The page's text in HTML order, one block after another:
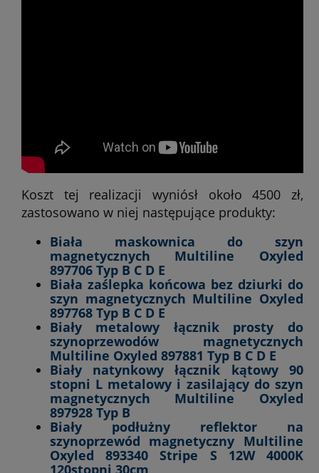
Koszt tej realizacji wyniósł około 4500 zł,
zastosowano w niej następujące produkty:
Biała maskownica do szyn
magnetycznych Multiline Oxyled
897706 Typ B C D E
Biała zaślepka końcowa bez dziurki do
szyn magnetycznych Multiline Oxyled
897768 Typ B C D E
Biały metalowy łącznik prosty do
szynoprzewodów magnetycznych
Multiline Oxyled 897881 Typ B C D E
Biały natynkowy łącznik kątowy 90
stopni L metalowy i zasilający do szyn
magnetycznych Multiline Oxyled
897928 Typ B
Biały podłużny reflektor na
szynoprzewód magnetyczny Multiline
Oxyled 893340 Stripe S 12W 4000K
120stopni 30cm